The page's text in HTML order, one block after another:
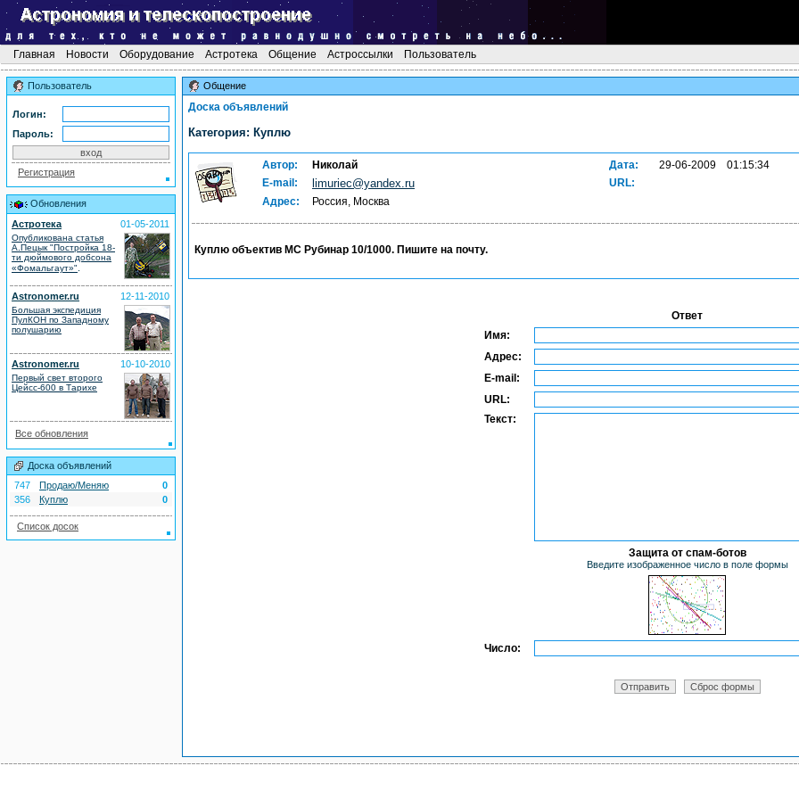
Главная Новости Оборудование Астротека Общение Астроссылки Пользователь
Пользователь
Логин:
Пароль:
Регистрация
Обновления
Астротека
01-05-2011
Опубликована статья
А.Пецык "Постройка 18-
ти дюймового добсона
«Фомальгаут»"
Astronomer.ru 12-11-2010
Большая экспедиция
ПулКОН по Западному
полушарию
Astronomer.ru 10-10-2010
Первый свет второго
Цейсс-600 в Тарихе
Все обновления
Доска объявлений
747
Продаю/Меняю
0
356
Куплю 0
Список досок
Общение
Доска объявлений
Категория: Куплю
Автор: Николай Дата:
29-06-2009 01:15:34
E-mail:
limuriec@yandex.ru
URL:
Адрес:
Россия, Москва
Куплю объектив МС Рубинар 10/1000. Пишите на почту.
Ответ
Имя:
Адрес:
E-mail:
URL:
Текст:
Защита от спам-ботов
Введите изображенное число в поле формы
Число: